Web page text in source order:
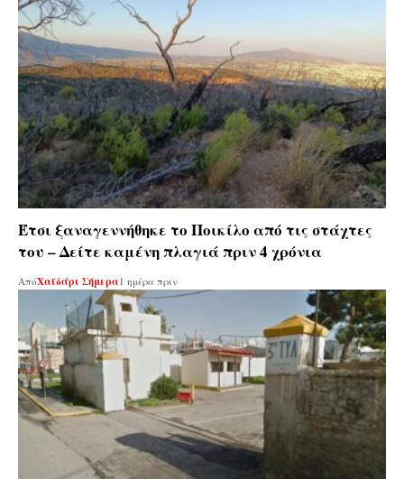
Έτσι ξαναγεννήθηκε το Ποικίλο από τις στάχτες
του – Δείτε καμένη πλαγιά πριν 4 χρόνια
ΑπόΧαϊδάρι Σήμερα 1 ημέρα πριν